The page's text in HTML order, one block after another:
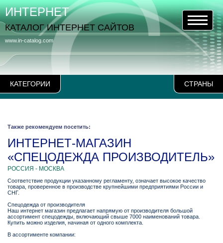
КАТЕГОРИИ СТРАНЫ
www.in-catalog.com
ИНТЕРНЕТ
КАТАЛОГ ИНТЕРНЕТ САЙТОВ
Также рекомендуем посетить:
ИНТЕРНЕТ-МАГАЗИН
«СПЕЦОДЕЖДА ПРОИЗВОДИТЕЛЬ»
РОССИЯ - МОСКВА
Соответствие продукции указанному регламенту, означает высокое качество
товара, проверенное в производстве крупнейшими предприятиями России и
СНГ.
Спецодежда от производителя
Наш интернет магазин предлагает напрямую от производителя большой
ассортимент спецодежды, включающий свыше 7000 наименований товара.
Купить можно изделия, начиная от одного комплекта.
В ассортименте компании: